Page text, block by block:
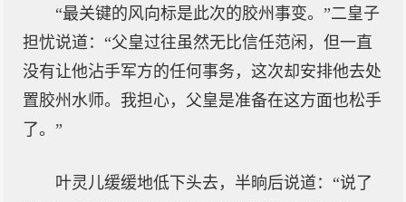
“最关键的风向标是此次的胶州事变。”二皇子
担忧说道：“父皇过往虽然无比信任范闲，但一直
没有让他沾手军方的任何事务，这次却安排他去处
置胶州水师。我担心，父皇是准备在这方面也松手
了。”
叶灵儿缓缓地低下头去，半晌后说道：“说了